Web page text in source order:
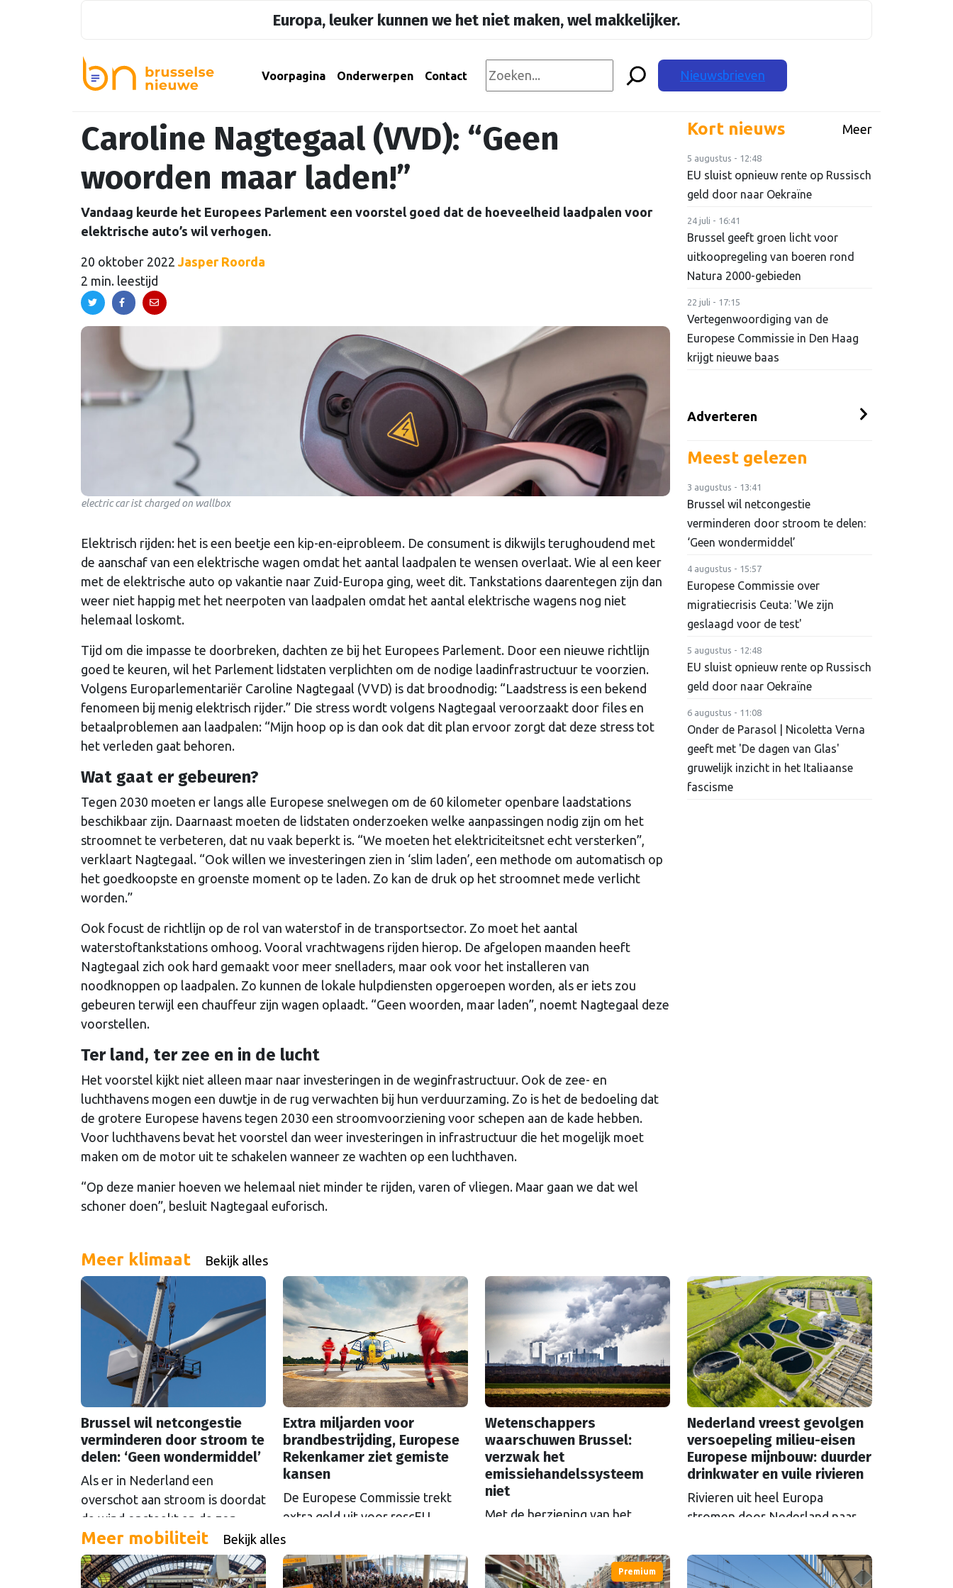
Europa, leuker kunnen we het niet maken, wel makkelijker.
Voorpagina Onderwerpen Contact Nieuwsbrieven
Caroline Nagtegaal (VVD): “Geen
woorden maar laden!”
Vandaag keurde het Europees Parlement een voorstel goed dat de hoeveelheid laadpalen voor
elektrische auto’s wil verhogen.
20 oktober 2022 Jasper Roorda
2 min. leestijd
electric car ist charged on wallbox
Elektrisch rijden: het is een beetje een kip-en-eiprobleem. De consument is dikwijls terughoudend met
de aanschaf van een elektrische wagen omdat het aantal laadpalen te wensen overlaat. Wie al een keer
met de elektrische auto op vakantie naar Zuid-Europa ging, weet dit. Tankstations daarentegen zijn dan
weer niet happig met het neerpoten van laadpalen omdat het aantal elektrische wagens nog niet
helemaal loskomt.
Tijd om die impasse te doorbreken, dachten ze bij het Europees Parlement. Door een nieuwe richtlijn
goed te keuren, wil het Parlement lidstaten verplichten om de nodige laadinfrastructuur te voorzien.
Volgens Europarlementariër Caroline Nagtegaal (VVD) is dat broodnodig: “Laadstress is een bekend
fenomeen bij menig elektrisch rijder.” Die stress wordt volgens Nagtegaal veroorzaakt door files en
betaalproblemen aan laadpalen: “Mijn hoop op is dan ook dat dit plan ervoor zorgt dat deze stress tot
het verleden gaat behoren.
Wat gaat er gebeuren?
Tegen 2030 moeten er langs alle Europese snelwegen om de 60 kilometer openbare laadstations
beschikbaar zijn. Daarnaast moeten de lidstaten onderzoeken welke aanpassingen nodig zijn om het
stroomnet te verbeteren, dat nu vaak beperkt is. “We moeten het elektriciteitsnet echt versterken”,
verklaart Nagtegaal. “Ook willen we investeringen zien in ‘slim laden’, een methode om automatisch op
het goedkoopste en groenste moment op te laden. Zo kan de druk op het stroomnet mede verlicht
worden.”
Ook focust de richtlijn op de rol van waterstof in de transportsector. Zo moet het aantal
waterstoftankstations omhoog. Vooral vrachtwagens rijden hierop. De afgelopen maanden heeft
Nagtegaal zich ook hard gemaakt voor meer snelladers, maar ook voor het installeren van
noodknoppen op laadpalen. Zo kunnen de lokale hulpdiensten opgeroepen worden, als er iets zou
gebeuren terwijl een chauffeur zijn wagen oplaadt. “Geen woorden, maar laden”, noemt Nagtegaal deze
voorstellen.
Ter land, ter zee en in de lucht
Het voorstel kijkt niet alleen maar naar investeringen in de weginfrastructuur. Ook de zee- en
luchthavens mogen een duwtje in de rug verwachten bij hun verduurzaming. Zo is het de bedoeling dat
de grotere Europese havens tegen 2030 een stroomvoorziening voor schepen aan de kade hebben.
Voor luchthavens bevat het voorstel dan weer investeringen in infrastructuur die het mogelijk moet
maken om de motor uit te schakelen wanneer ze wachten op een luchthaven.
“Op deze manier hoeven we helemaal niet minder te rijden, varen of vliegen. Maar gaan we dat wel
schoner doen”, besluit Nagtegaal euforisch.
Kort nieuws Meer
5 augustus - 12:48
EU sluist opnieuw rente op Russisch
geld door naar Oekraïne
24 juli - 16:41
Brussel geeft groen licht voor
uitkoopregeling van boeren rond
Natura 2000-gebieden
22 juli - 17:15
Vertegenwoordiging van de
Europese Commissie in Den Haag
krijgt nieuwe baas
Adverteren
Meest gelezen
3 augustus - 13:41
Brussel wil netcongestie
verminderen door stroom te delen:
‘Geen wondermiddel’
4 augustus - 15:57
Europese Commissie over
migratiecrisis Ceuta: 'We zijn
geslaagd voor de test'
5 augustus - 12:48
EU sluist opnieuw rente op Russisch
geld door naar Oekraïne
6 augustus - 11:08
Onder de Parasol | Nicoletta Verna
geeft met 'De dagen van Glas'
gruwelijk inzicht in het Italiaanse
fascisme
Meer klimaat Bekijk alles
Brussel wil netcongestie
verminderen door stroom te
delen: ‘Geen wondermiddel’
Als er in Nederland een
overschot aan stroom is doordat
de wind opsteekt en de zon
schijnt, loont het om die stroom
te delen. Maar Europese
plannen om dat mogelijk te
Extra miljarden voor
brandbestrijding, Europese
Rekenkamer ziet gemiste
kansen
De Europese Commissie trekt
extra geld uit voor rescEU,
oftewel: het noodhulpfonds.
Maar dat geld wordt niet altijd
even goed uitgegeven, ziet de
Wetenschappers
waarschuwen Brussel:
verzwak het
emissiehandelssysteem
niet
Met de herziening van het
emissiehandelssysteem ETS in
zicht, groeien de klachten over
Nederland vreest gevolgen
versoepeling milieu-eisen
Europese mijnbouw: duurder
drinkwater en vuile rivieren
Rivieren uit heel Europa
stromen door Nederland naar
Als Brussel de milieu-eisen voor
mijnbouwbedrijven versoepelt,
Meer mobiliteit Bekijk alles
Premium